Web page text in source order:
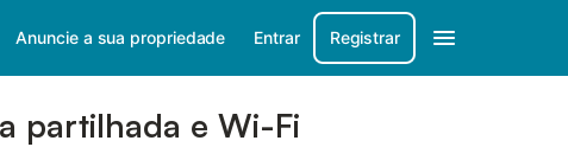
Anuncie a sua propriedade Entrar Registrar
partilhada e Wi-Fi